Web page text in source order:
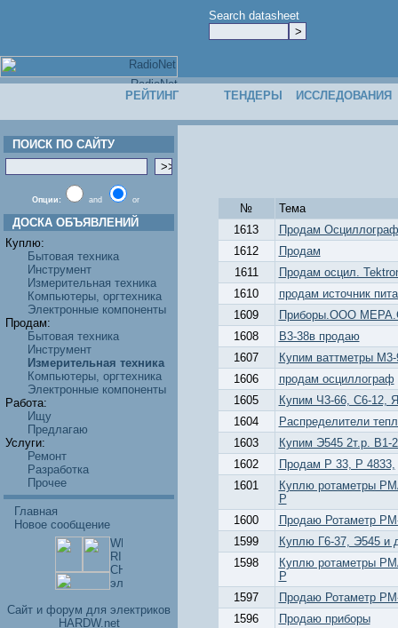
Search datasheet
РЕЙТИНГ ТЕНДЕРЫ ИССЛЕДОВАНИЯ
ПОИСК ПО САЙТУ
Опции: and or
ДОСКА ОБЪЯВЛЕНИЙ
Куплю:
Бытовая техника
Инструмент
Измерительная техника
Компьютеры, оргтехника
Электронные компоненты
Продам:
Бытовая техника
Инструмент
Измерительная техника
Компьютеры, оргтехника
Электронные компоненты
Работа:
Ищу
Предлагаю
Услуги:
Ремонт
Разработка
Прочее
Главная
Новое сообщение
Cайт и форум для электриков
HARDW.net
№
Тема
1613
Продам
1612
Продам
1611
Продам осцил.
1610
продам источник
1609
Приборы.ООО
1608
В3-38в продаю
1607
Купим ваттметры
1606
продам осциллограф
1605
Купим Ч3-66, С6-12,
1604
Распределители
1603
Купим Э545 2т.р. В1-
1602
Продам Р 33, Р 4833,
1601
Куплю ротаметры
Р
1600
Продаю Ротаметр
1599
Куплю Г6-37, Э545 и
1598
Куплю ротаметры
Р
1597
Продаю Ротаметр
1596
Продаю приборы